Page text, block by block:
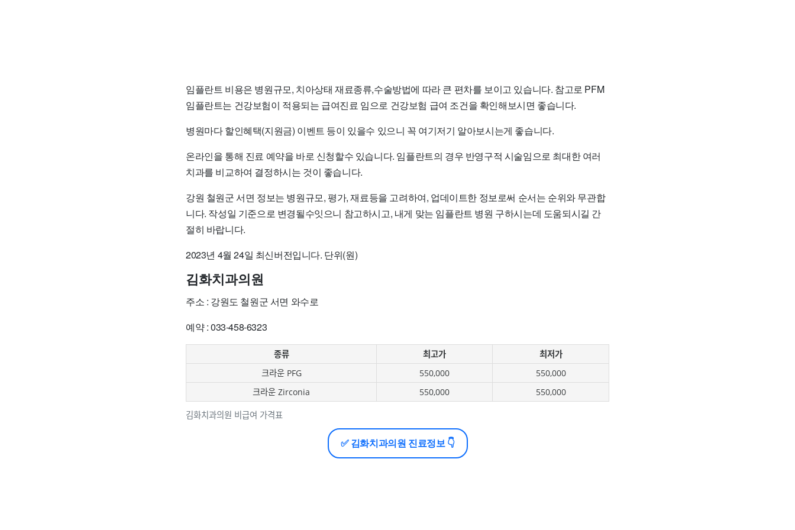
임플란트 비용은 병원규모, 치아상태 재료종류,수술방법에 따라 큰 편차를 보이고 있습니다. 참고로 PFM
임플란트는 건강보험이 적용되는 급여진료 임으로 건강보험 급여 조건을 확인해보시면 좋습니다.
병원마다 할인혜택(지원금) 이벤트 등이 있을수 있으니 꼭 여기저기 알아보시는게 좋습니다.
온라인을 통해 진료 예약을 바로 신청할수 있습니다. 임플란트의 경우 반영구적 시술임으로 최대한 여러
치과를 비교하여 결정하시는 것이 좋습니다.
강원 철원군 서면 정보는 병원규모, 평가, 재료등을 고려하여, 업데이트한 정보로써 순서는 순위와 무관합
니다. 작성일 기준으로 변경될수잇으니 참고하시고, 내게 맞는 임플란트 병원 구하시는데 도움되시길 간
절히 바랍니다.
2023년 4월 24일 최신버전입니다. 단위(원)
김화치과의원
주소 : 강원도 철원군 서면 와수로
예약 : 033-458-6323
김화치과의원 비급여 가격표
종류 최고가
최저가
크라운 PFG
550,000
550,000
크라운 Zirconia
550,000 550,000
✅ 김화치과의원 진료정보 👇